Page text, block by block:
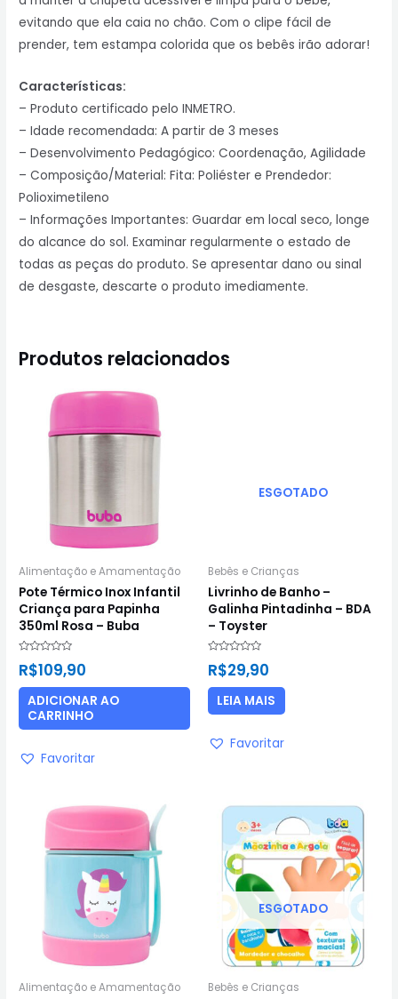
evitando que ela caia no chão. Com o clipe fácil de
prender, tem estampa colorida que os bebês irão adorar!
Características:
– Produto certificado pelo INMETRO.
– Idade recomendada: A partir de 3 meses
– Desenvolvimento Pedagógico: Coordenação, Agilidade
– Composição/Material: Fita: Poliéster e Prendedor:
Polioximetileno
– Informações Importantes: Guardar em local seco, longe
do alcance do sol. Examinar regularmente o estado de
todas as peças do produto. Se apresentar dano ou sinal
de desgaste, descarte o produto imediamente.
Produtos relacionados
Alimentação e Amamentação
Pote Térmico Inox Infantil
Criança para Papinha
350ml Rosa – Buba
0
5
R$109,90
ADICIONAR AO
CARRINHO
Favoritar
ESGOTADO
Bebês e Crianças
Livrinho de Banho –
Galinha Pintadinha – BDA
– Toyster
0
5
R$29,90
LEIA MAIS
Favoritar
Alimentação e Amamentação
ESGOTADO
Bebês e Crianças